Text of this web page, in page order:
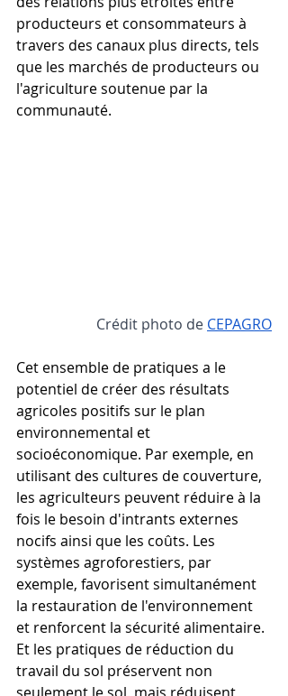
producteurs et consommateurs à
travers des canaux plus directs, tels
que les marchés de producteurs ou
l'agriculture soutenue par la
communauté.
Crédit photo de CEPAGRO
Cet ensemble de pratiques a le
potentiel de créer des résultats
agricoles positifs sur le plan
environnemental et
socioéconomique. Par exemple, en
utilisant des cultures de couverture,
les agriculteurs peuvent réduire à la
fois le besoin d'intrants externes
nocifs ainsi que les coûts. Les
systèmes agroforestiers, par
exemple, favorisent simultanément
la restauration de l'environnement
et renforcent la sécurité alimentaire.
Et les pratiques de réduction du
travail du sol préservent non